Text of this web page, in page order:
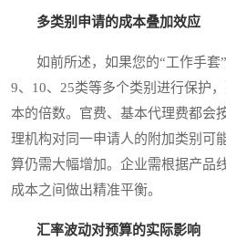
多类别申请的成本叠加效应
如前所述，如果您的“工作手套”
9、10、25类等多个类别进行保护
本的倍数。官费、基本代理费都会
理机构对同一申请人的附加类别可
算仍需大幅增加。企业需根据产品
成本之间做出精准平衡。
汇率波动对预算的实际影响